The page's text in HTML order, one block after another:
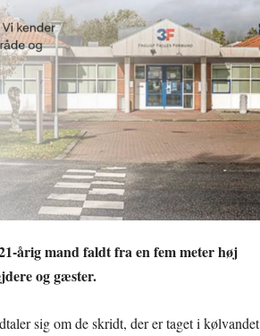
årig mand faldt fra en fem meter høj
og gæster.
sig om de skridt, der er taget i kølvandet